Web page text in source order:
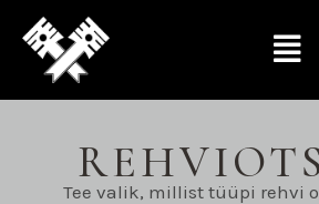
Tee valik, millist tüüpi rehvi